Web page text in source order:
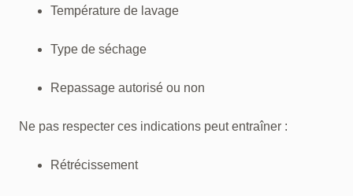
Température de lavage
Type de séchage
Repassage autorisé ou non
Ne pas respecter ces indications peut entraîner :
Rétrécissement